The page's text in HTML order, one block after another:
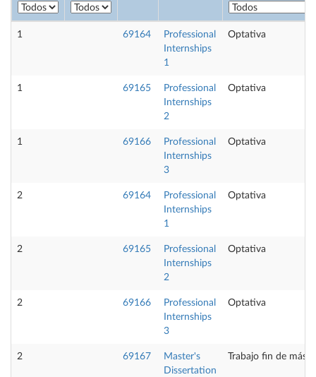
1 69164
Professional
Internships
1
Optativa
1 69165
Professional
Internships
2
Optativa
1 69166
Professional
Internships
3
Optativa
2 69164
Professional
Internships
1
Optativa
2 69165
Professional
Internships
2
Optativa
2 69166
Professional
Internships
3
Optativa
2 69167
Master's
Dissertation
Trabajo fin de